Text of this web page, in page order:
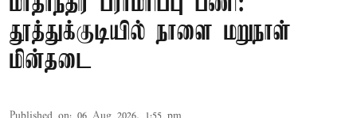
தூத்துக்குடியில் நாளை மறுநாள்
மின்தடை